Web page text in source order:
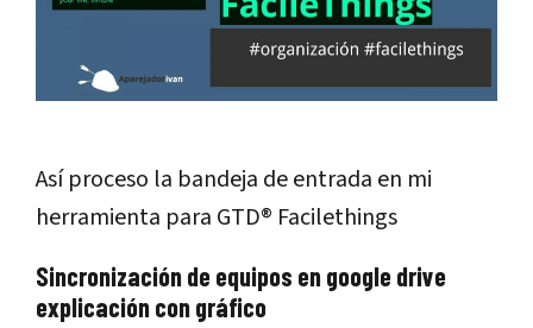
Así proceso la bandeja de entrada en mi
herramienta para GTD® Facilethings
Sincronización de equipos en google drive
explicación con gráfico